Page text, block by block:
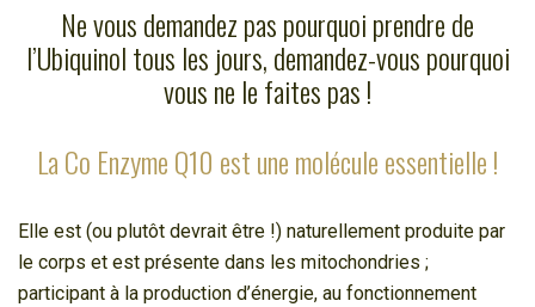
Ne vous demandez pas pourquoi prendre de
l’Ubiquinol tous les jours, demandez-vous pourquoi
vous ne le faites pas !
La Co Enzyme Q10 est une molécule essentielle !
Elle est (ou plutôt devrait être !) naturellement produite par
le corps et est présente dans les mitochondries ;
participant à la production d’énergie, au fonctionnement